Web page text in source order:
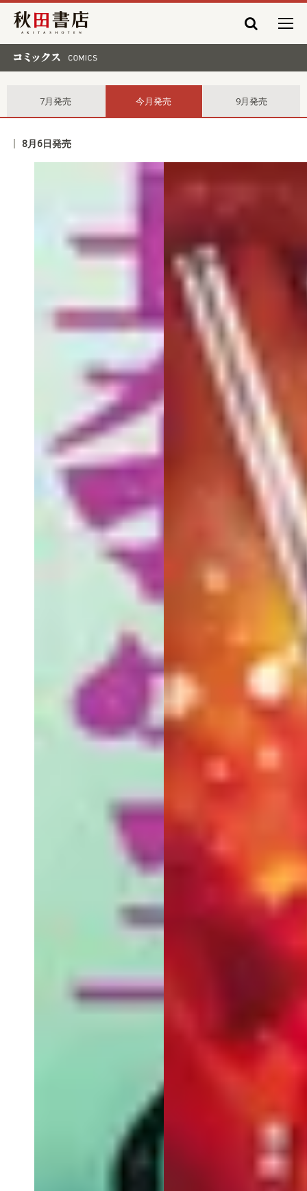
秋田書店
7月発売 今月発売 9月発売
8月6日発売